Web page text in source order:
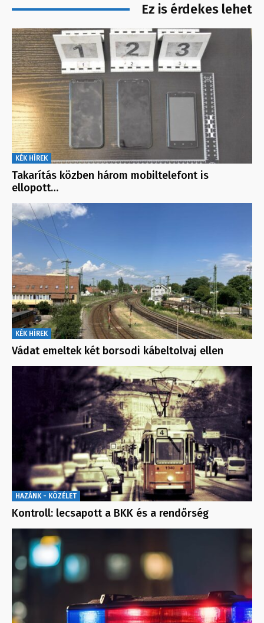
Ez is érdekes lehet
KÉK HÍREK
Takarítás közben három mobiltelefont is
ellopott…
KÉK HÍREK
Vádat emeltek két borsodi kábeltolvaj ellen
HAZÁNK - KÖZÉLET
Kontroll: lecsapott a BKK és a rendőrség